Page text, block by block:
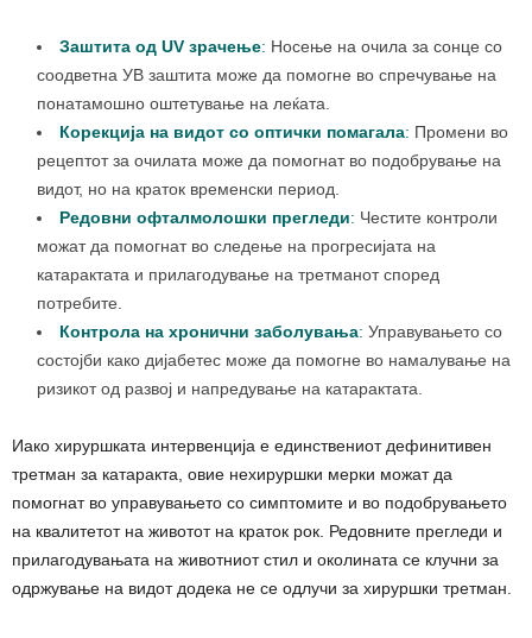
Заштита од UV зрачење: Носење на очила за сонце со
соодветна УВ заштита може да помогне во спречување на
понатамошно оштетување на леќата.
Корекција на видот со оптички помагала: Промени во
рецептот за очилата може да помогнат во подобрување на
видот, но на краток временски период.
Редовни офталмолошки прегледи: Честите контроли
можат да помогнат во следење на прогресијата на
катарактата и прилагодување на третманот според
потребите.
Контрола на хронични заболувања: Управувањето со
состојби како дијабетес може да помогне во намалување на
ризикот од развој и напредување на катарактата.
Иако хируршката интервенција е единствениот дефинитивен
третман за катаракта, овие нехируршки мерки можат да
помогнат во управувањето со симптомите и во подобрувањето
на квалитетот на животот на краток рок. Редовните прегледи и
прилагодувањата на животниот стил и околината се клучни за
одржување на видот додека не се одлучи за хируршки третман.